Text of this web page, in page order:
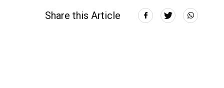
Share this Article